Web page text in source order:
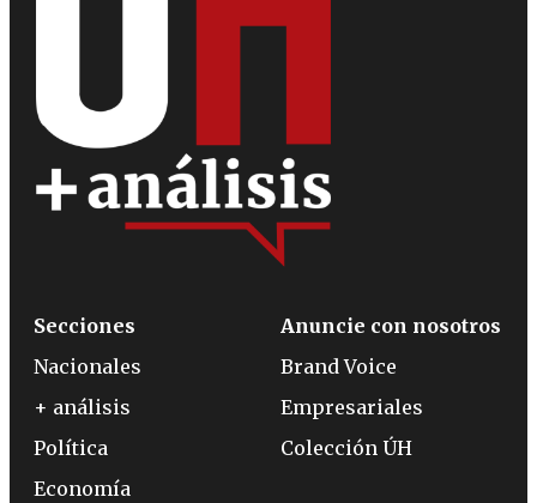
Secciones
Nacionales
+ análisis
Política
Economía
Anuncie con nosotros
Brand Voice
Empresariales
Colección ÚH